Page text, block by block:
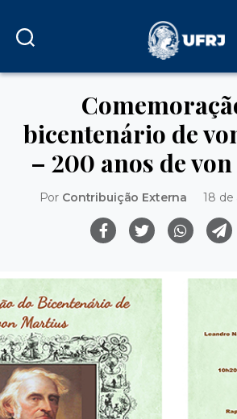
bicentenário de
– 200 anos de
Por Contribuição Externa 18 de